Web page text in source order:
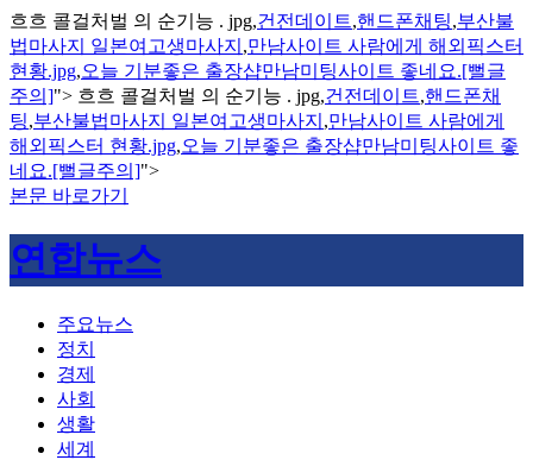
흐흐 콜걸처벌 의 순기능 . jpg,건전데이트,핸드폰채팅,부산불
법마사지 일본여고생마사지 ,만남사이트 사람에게 해외픽스터
현황.jpg,오늘 기분좋은 출장샵만남미팅사이트 좋네요.[뻘글
주의]"> 흐흐 콜걸처벌 의 순기능 . jpg,건전데이트,핸드폰채
팅,부산불법마사지 일본여고생마사지 ,만남사이트 사람에게
해외픽스터 현황.jpg,오늘 기분좋은 출장샵만남미팅사이트 좋
네요.[뻘글주의]">
본문 바로가기
연합뉴스
주요뉴스
정치
경제
사회
생활
세계